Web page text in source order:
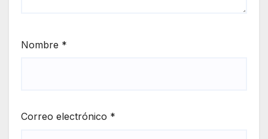
Nombre *
Correo electrónico *